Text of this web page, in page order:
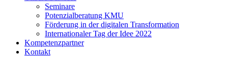
Seminare
Potenzialberatung KMU
Förderung in der digitalen Transformation
Internationaler Tag der Idee 2022
Kompetenzpartner
Kontakt